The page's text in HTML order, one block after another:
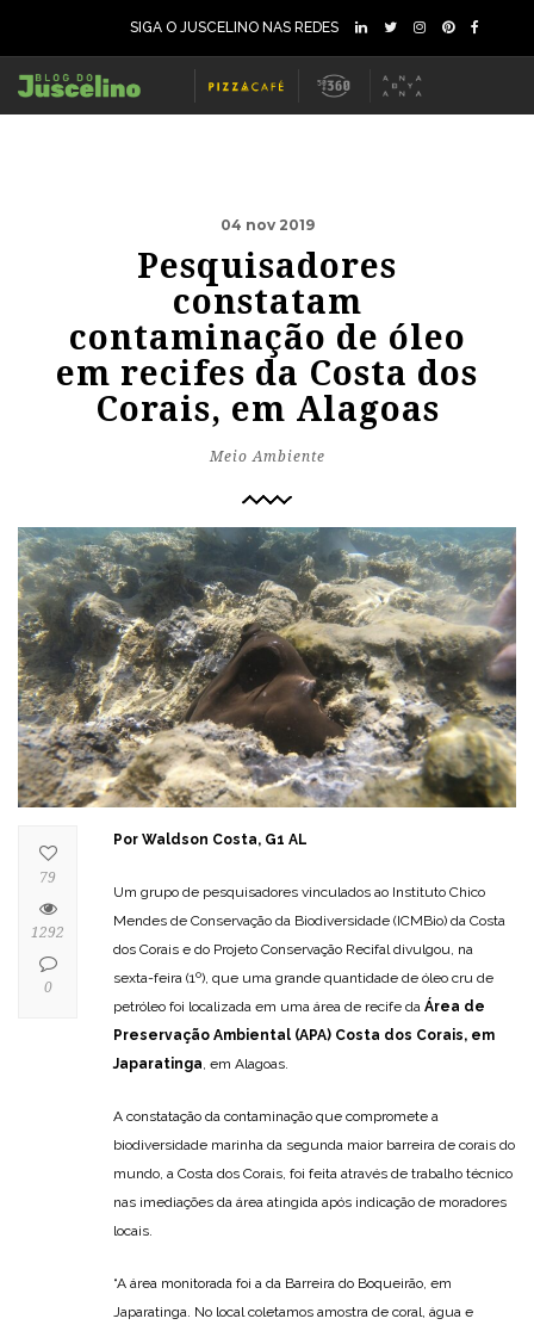
SIGA O JUSCELINO NAS REDES
04 nov 2019
Pesquisadores
constatam
contaminação de óleo
em recifes da Costa dos
Corais, em Alagoas
Meio Ambiente
Por Waldson Costa, G1 AL
Um grupo de pesquisadores vinculados ao Instituto Chico
Mendes de Conservação da Biodiversidade (ICMBio) da Costa
dos Corais e do Projeto Conservação Recifal divulgou, na
sexta-feira (1º), que uma grande quantidade de óleo cru de
petróleo foi localizada em uma área de recife da Área de
Preservação Ambiental (APA) Costa dos Corais, em
Japaratinga, em Alagoas.
A constatação da contaminação que compromete a
biodiversidade marinha da segunda maior barreira de corais do
mundo, a Costa dos Corais, foi feita através de trabalho técnico
nas imediações da área atingida após indicação de moradores
locais.
“A área monitorada foi a da Barreira do Boqueirão, em
Japaratinga. No local coletamos amostra de coral, água e
79
1292
0